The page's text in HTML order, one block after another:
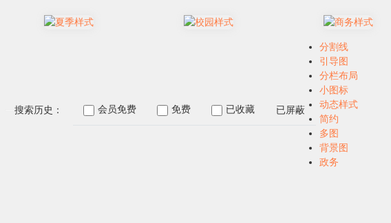
搜索历史： 会员免费 免费 已收藏 已屏蔽
分割线
引导图
分栏布局
小图标
动态样式
简约
多图
背景图
政务